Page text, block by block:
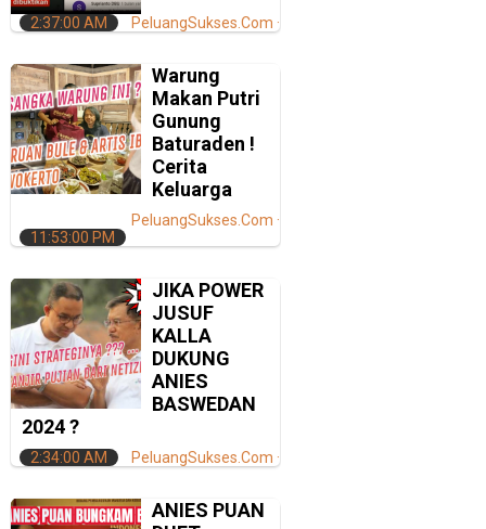
PeluangSukses.Com
2:37:00 AM
Warung
Makan Putri
Gunung
Baturaden !
Cerita
Keluarga
PeluangSukses.Com
11:53:00 PM
JIKA POWER
JUSUF
KALLA
DUKUNG
ANIES
BASWEDAN
2024 ?
PeluangSukses.Com
2:34:00 AM
ANIES PUAN